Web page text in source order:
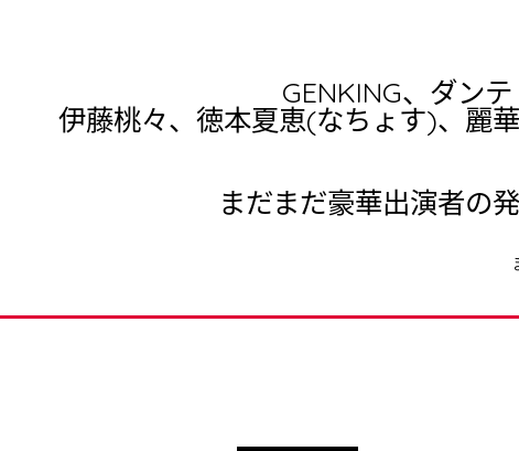
GENKING、ダン
伊藤桃々、徳本夏恵(なちょす)、麗
まだまだ豪華出演者の